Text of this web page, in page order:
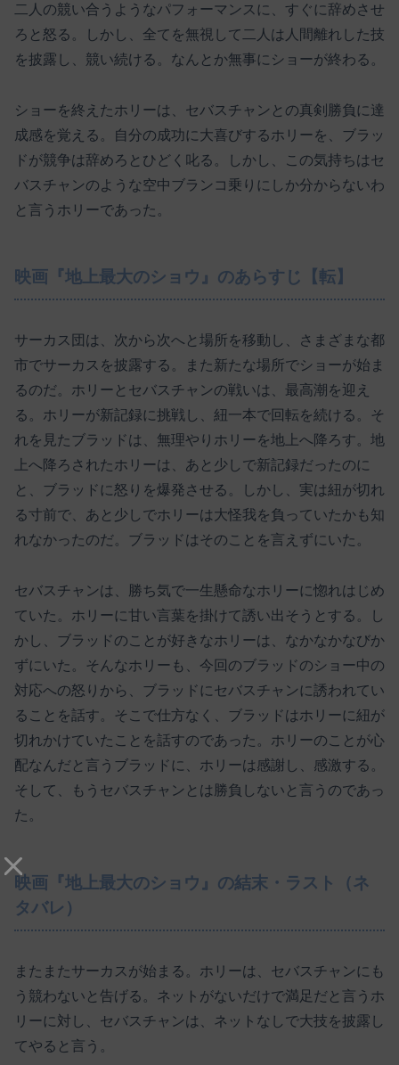
二人の競い合うようなパフォーマンスに、すぐに辞めさせ
ろと怒る。しかし、全てを無視して二人は人間離れした技
を披露し、競い続ける。なんとか無事にショーが終わる。
ショーを終えたホリーは、セバスチャンとの真剣勝負に達
成感を覚える。自分の成功に大喜びするホリーを、ブラッ
ドが競争は辞めろとひどく叱る。しかし、この気持ちはセ
バスチャンのような空中ブランコ乗りにしか分からないわ
と言うホリーであった。
映画『地上最大のショウ』のあらすじ【転】
サーカス団は、次から次へと場所を移動し、さまざまな都
市でサーカスを披露する。また新たな場所でショーが始ま
るのだ。ホリーとセバスチャンの戦いは、最高潮を迎え
る。ホリーが新記録に挑戦し、紐一本で回転を続ける。そ
れを見たブラッドは、無理やりホリーを地上へ降ろす。地
上へ降ろされたホリーは、あと少しで新記録だったのに
と、ブラッドに怒りを爆発させる。しかし、実は紐が切れ
る寸前で、あと少しでホリーは大怪我を負っていたかも知
れなかったのだ。ブラッドはそのことを言えずにいた。
セバスチャンは、勝ち気で一生懸命なホリーに惚れはじめ
ていた。ホリーに甘い言葉を掛けて誘い出そうとする。し
かし、ブラッドのことが好きなホリーは、なかなかなびか
ずにいた。そんなホリーも、今回のブラッドのショー中の
対応への怒りから、ブラッドにセバスチャンに誘われてい
ることを話す。そこで仕方なく、ブラッドはホリーに紐が
切れかけていたことを話すのであった。ホリーのことが心
配なんだと言うブラッドに、ホリーは感謝し、感激する。
そして、もうセバスチャンとは勝負しないと言うのであっ
た。
映画『地上最大のショウ』の結末・ラスト（ネ
タバレ）
またまたサーカスが始まる。ホリーは、セバスチャンにも
う競わないと告げる。ネットがないだけで満足だと言うホ
リーに対し、セバスチャンは、ネットなしで大技を披露し
てやると言う。